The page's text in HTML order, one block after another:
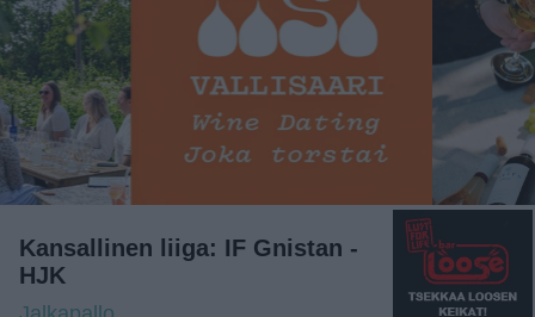
Kansallinen liiga: IF Gnistan -
HJK